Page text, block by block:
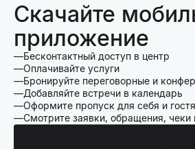
Скачайте
приложение
Бесконтактный доступ в центр
Оплачивайте услуги
Бронируйте переговорные и
Добавляйте встречи в календарь
Оформите пропуск для себя и гостя
Смотрите заявки, обращения, чеки